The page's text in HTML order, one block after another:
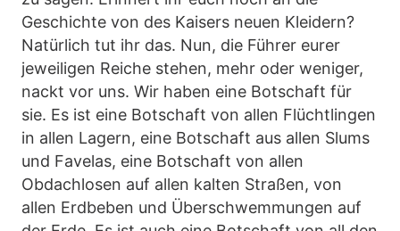
Geschichte von des Kaisers neuen Kleidern?
Natürlich tut ihr das. Nun, die Führer eurer
jeweiligen Reiche stehen, mehr oder weniger,
nackt vor uns. Wir haben eine Botschaft für
sie. Es ist eine Botschaft von allen Flüchtlingen
in allen Lagern, eine Botschaft aus allen Slums
und Favelas, eine Botschaft von allen
Obdachlosen auf allen kalten Straßen, von
allen Erdbeben und Überschwemmungen auf